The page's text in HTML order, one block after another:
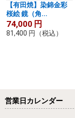
【有田焼】染錦金彩
桜絵 鏡（角...
74,000 円
81,400 円 （税込）
営業日カレンダー